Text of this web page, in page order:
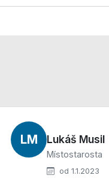
LM Lukáš Musil
Místostarosta
od 1.1.2023